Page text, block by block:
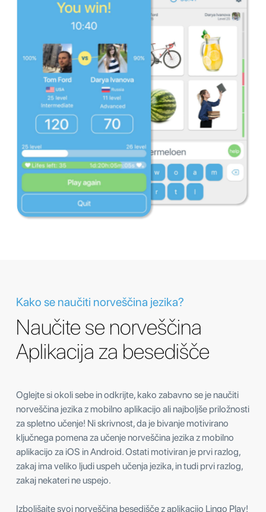
Kako se naučiti norveščina jezika?
Naučite se norveščina
Aplikacija za besedišče
Oglejte si okoli sebe in odkrijte, kako zabavno se je naučiti
norveščina jezika z mobilno aplikacijo ali najboljše priložnosti
za spletno učenje! Ni skrivnost, da je bivanje motivirano
ključnega pomena za učenje norveščina jezika z mobilno
aplikacijo za iOS in Android. Ostati motiviran je prvi razlog,
zakaj ima veliko ljudi uspeh učenja jezika, in tudi prvi razlog,
zakaj nekateri ne uspejo.
Izboljšajte svoj norveščina besedišče z aplikacijo Lingo Play!